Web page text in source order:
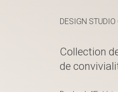
DESIGN
Collection
de